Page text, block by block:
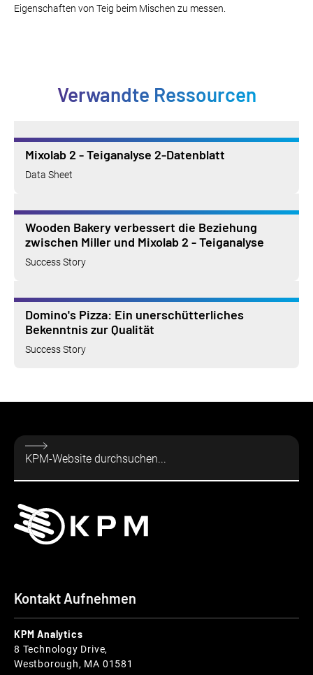
Eigenschaften von Teig beim Mischen zu messen.
Verwandte Ressourcen
Mixolab 2 - Teiganalyse 2-Datenblatt
Data Sheet
Wooden Bakery verbessert die Beziehung
zwischen Miller und Mixolab 2 - Teiganalyse
Success Story
Domino's Pizza: Ein unerschütterliches
Bekenntnis zur Qualität
Success Story
Kontakt Aufnehmen
KPM Analytics
8 Technology Drive,
Westborough, MA 01581